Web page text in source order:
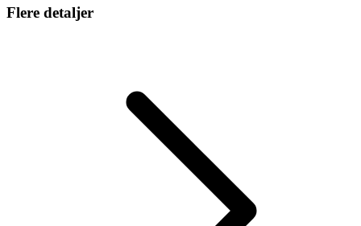
Flere detaljer